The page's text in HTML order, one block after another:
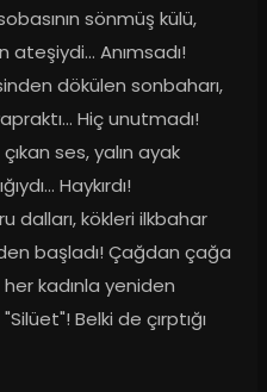
sönmüş külü,
ateşiydi... Anımsadı!
dökülen sonbaharı,
Hiç unutmadı!
ses, yalın ayak
Haykırdı!
dalları, kökleri ilkbahar
başladı! Çağdan çağa
kadınla yeniden
Belki de çırptığı